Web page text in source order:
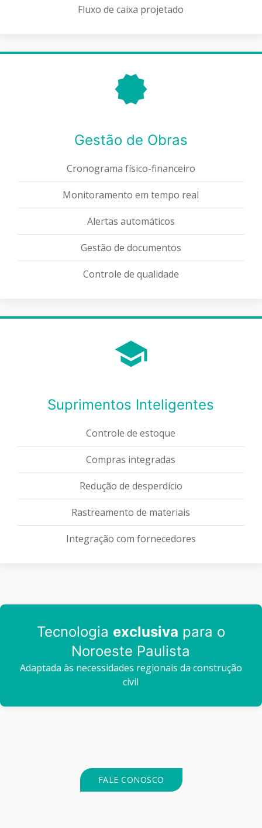
Fluxo de caixa projetado
Gestão de Obras
Cronograma físico-financeiro
Monitoramento em tempo real
Alertas automáticos
Gestão de documentos
Controle de qualidade
Suprimentos Inteligentes
Controle de estoque
Compras integradas
Redução de desperdício
Rastreamento de materiais
Integração com fornecedores
Tecnologia exclusiva para o
Noroeste Paulista
Adaptada às necessidades regionais da construção
civil
FALE CONOSCO